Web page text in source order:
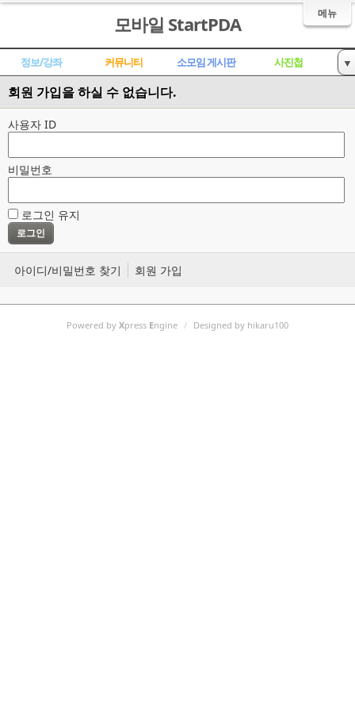
메뉴
모바일 StartPDA
정보/강좌 커뮤니티 소모임 게시판
사진첩
ROM 개발,공유
▼
자료실
회원 가입을 하실 수 없습니다.
사용자 ID
비밀번호
로그인 유지
아이디/비밀번호 찾기 회원 가입
Powered by Xpress Engine / Designed by hikaru100